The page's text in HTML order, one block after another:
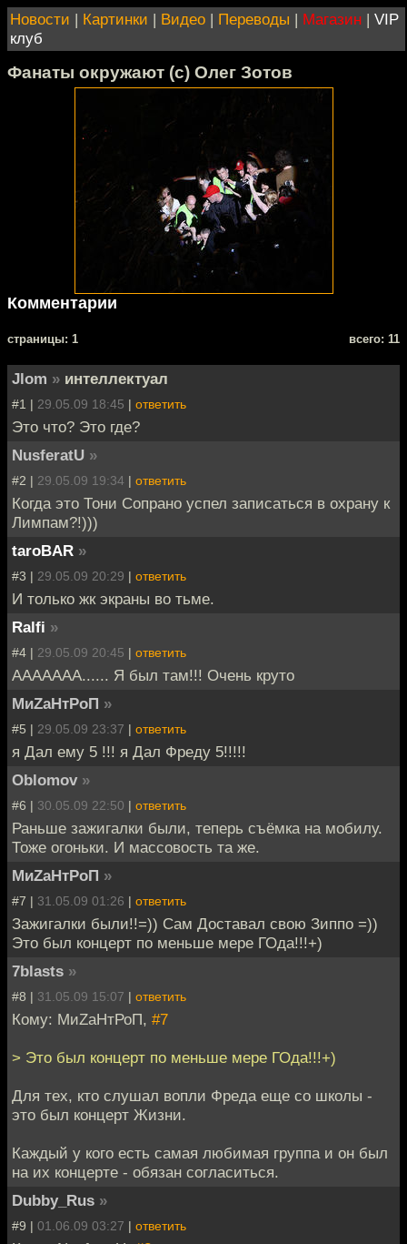
Новости | Картинки | Видео | Переводы | Магазин | VIP
клуб
Фанаты окружают (с) Олег Зотов
Комментарии
cтраницы: 1 всего: 11
Jlom » интеллектуал
#1 | 29.05.09 18:45 | ответить
Это что? Это где?
NusferatU »
#2 | 29.05.09 19:34 | ответить
Когда это Тони Сопрано успел записаться в охрану к
Лимпам?!)))
taroBAR »
#3 | 29.05.09 20:29 | ответить
И только жк экраны во тьме.
Ralfi »
#4 | 29.05.09 20:45 | ответить
AAAAAAA...... Я был там!!! Очень круто
МиZаНтРоП »
#5 | 29.05.09 23:37 | ответить
я Дал ему 5 !!! я Дал Фреду 5!!!!!
Oblomov »
#6 | 30.05.09 22:50 | ответить
Раньше зажигалки были, теперь съёмка на мобилу.
Тоже огоньки. И массовость та же.
МиZаНтРоП »
#7 | 31.05.09 01:26 | ответить
Зажигалки были!!=)) Сам Доставал свою Зиппо =))
Это был концерт по меньше мере ГОда!!!+)
7blasts »
#8 | 31.05.09 15:07 | ответить
Кому: МиZаНтРоП, #7
> Это был концерт по меньше мере ГОда!!!+)
Для тех, кто слушал вопли Фреда еще со школы -
это был концерт Жизни.
Каждый у кого есть самая любимая группа и он был
на их концерте - обязан согласиться.
Dubby_Rus »
#9 | 01.06.09 03:27 | ответить